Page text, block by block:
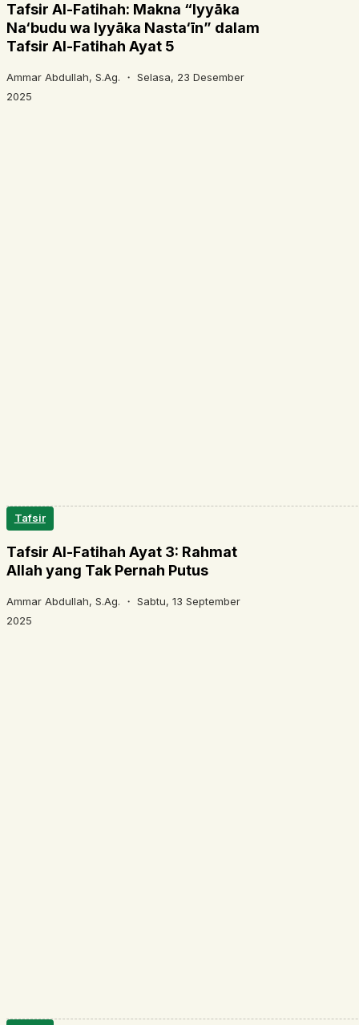
Tafsir Al-Fatihah: Makna “Iyyāka
Na‘budu wa Iyyāka Nasta‘īn” dalam
Tafsir Al-Fatihah Ayat 5
Ammar Abdullah, S.Ag. ・ Selasa, 23 Desember
2025
Tafsir
Tafsir Al-Fatihah Ayat 3: Rahmat
Allah yang Tak Pernah Putus
Ammar Abdullah, S.Ag. ・ Sabtu, 13 September
2025